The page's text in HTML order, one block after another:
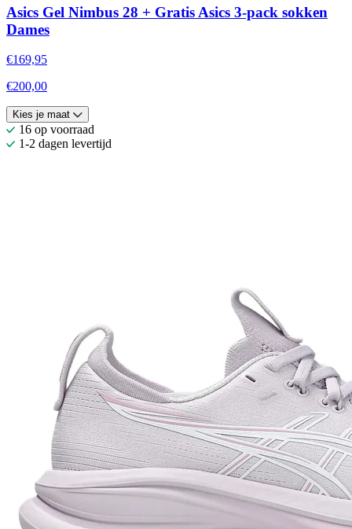
Asics Gel Nimbus 28 + Gratis Asics 3-pack sokken
Dames
€169,95
€200,00
Kies je maat
16 op voorraad
1-2 dagen levertijd